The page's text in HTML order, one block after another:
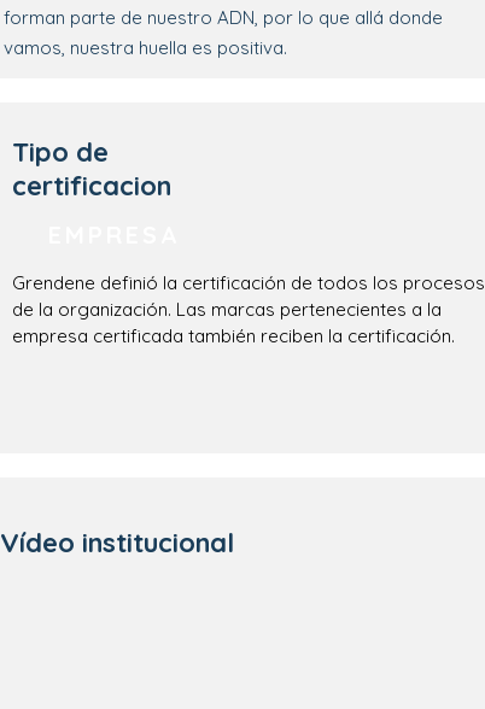
Tipo de
certificacion
Grendene definió la certificación de todos los procesos
de la organización. Las marcas pertenecientes a la
empresa certificada también reciben la certificación.
forman parte de nuestro ADN, por lo que allá donde
vamos, nuestra huella es positiva.
Vídeo institucional